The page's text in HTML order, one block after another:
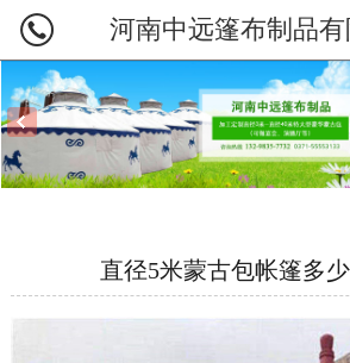
河南中远篷布制品有
直径5米蒙古包帐篷多